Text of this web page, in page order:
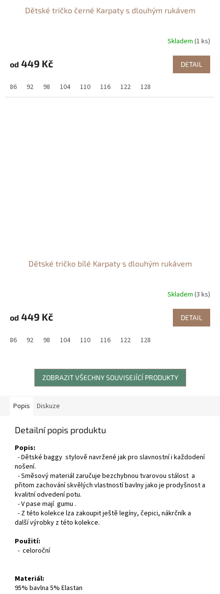
Dětské tričko černé Karpaty s dlouhým rukávem
Skladem (1 ks)
od 449 Kč DETAIL
86 92 98 104 110 116 122 128
Dětské tričko bílé Karpaty s dlouhým rukávem
Skladem (3 ks)
od 449 Kč DETAIL
86 92 98 104 110 116 122 128
ZOBRAZIT VŠECHNY SOUVISEJÍCÍ PRODUKTY
Popis Diskuze
Detailní popis produktu
Popis:
- Dětské baggy stylově navržené jak pro slavnostní i každodení
nošení.
- Směsový materiál zaručuje bezchybnou tvarovou stálost a
přitom zachování skvělých vlastností bavlny jako je prodyšnost a
kvalitní odvedení potu.
- V pase mají gumu .
- Z této kolekce lza zakoupit ještě legíny, čepici, nákrčník a
další výrobky z této kolekce.
Použití:
- celoroční
Materiál:
95% bavlna 5% Elastan